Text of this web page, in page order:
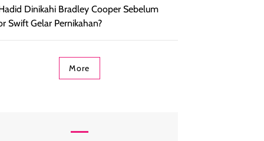
Dinikahi Bradley Cooper Sebelum
Swift Gelar Pernikahan?
More